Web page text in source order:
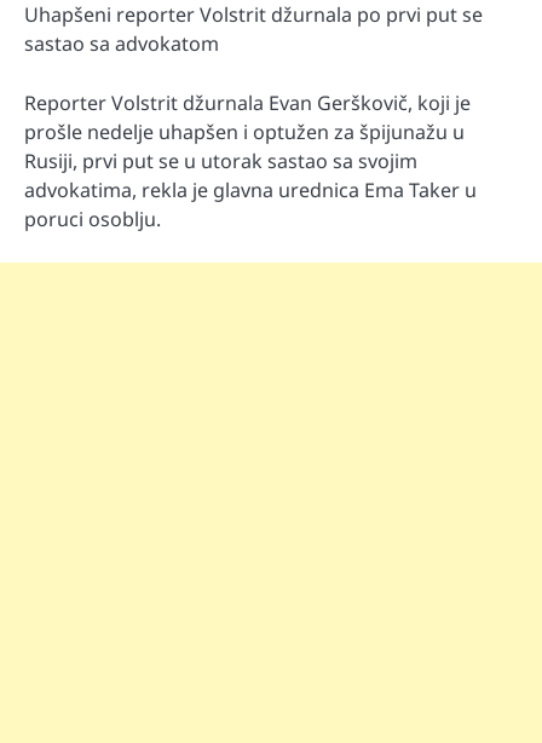
Uhapšeni reporter Volstrit džurnala po prvi put se
sastao sa advokatom
Reporter Volstrit džurnala Evan Gerškovič, koji je
prošle nedelje uhapšen i optužen za špijunažu u
Rusiji, prvi put se u utorak sastao sa svojim
advokatima, rekla je glavna urednica Ema Taker u
poruci osoblju.